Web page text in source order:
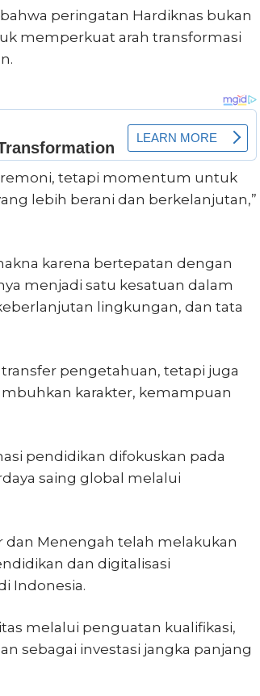
peringatan Hardiknas bukan
memperkuat arah transformasi
tetapi momentum untuk
lebih berani dan berkelanjutan,”
karena bertepatan dengan
menjadi satu kesatuan dalam
lingkungan, dan tata
pengetahuan, tetapi juga
karakter, kemampuan
pendidikan difokuskan pada
saing global melalui
dan Menengah telah melakukan
dan digitalisasi
Indonesia.
melalui penguatan kualifikasi,
sebagai investasi jangka panjang